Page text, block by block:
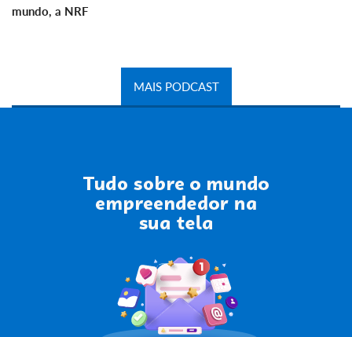
mundo, a NRF
MAIS PODCAST